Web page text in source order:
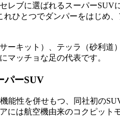
レブに選ばれるスーパー
れひとつでダンパーをはじ
ーキット）、テッラ（砂利
マッチョな足の代表です。
パーSUV
能性を併せもつ、同社初の
には航空機由来のコクピット